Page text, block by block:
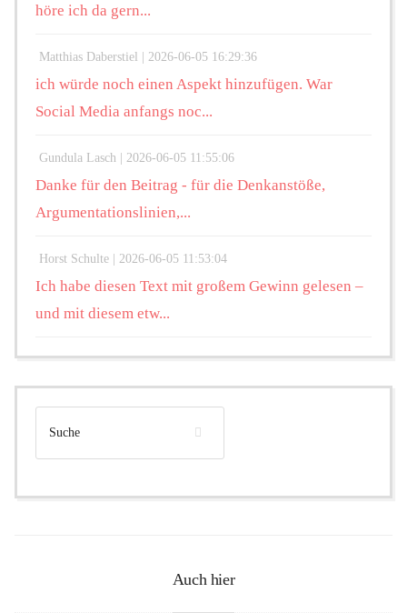
höre ich da gern...
Matthias Daberstiel | 2026-06-05 16:29:36
ich würde noch einen Aspekt hinzufügen. War
Social Media anfangs noc...
Gundula Lasch | 2026-06-05 11:55:06
Danke für den Beitrag - für die Denkanstöße,
Argumentationslinien,...
Horst Schulte | 2026-06-05 11:53:04
Ich habe diesen Text mit großem Gewinn gelesen –
und mit diesem etw...
Auch hier